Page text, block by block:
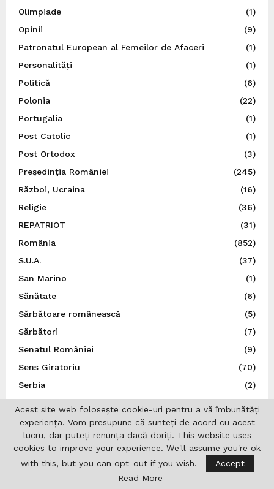
Olimpiade
(1)
Opinii
(9)
Patronatul European al Femeilor de Afaceri
(1)
Personalități
(1)
Politică
(6)
Polonia
(22)
Portugalia
(1)
Post Catolic
(1)
Post Ortodox
(3)
Preşedinţia României
(245)
Război, Ucraina
(16)
Religie
(36)
REPATRIOT
(31)
România
(852)
S.U.A.
(37)
San Marino
(1)
Sănătate
(6)
Sărbătoare românească
(5)
Sărbători
(7)
Senatul României
(9)
Sens Giratoriu
(70)
Serbia
(2)
Spania
(34)
Spectacol
(5)
(22)
Statele Unite ale Americii
(21)
Acest site web folosește cookie-uri pentru a vă îmbunătăți
experiența. Vom presupune că sunteți de acord cu acest
lucru, dar puteți renunța dacă doriți. This website uses
cookies to improve your experience. We'll assume you're ok
with this, but you can opt-out if you wish.
Accept
Read More